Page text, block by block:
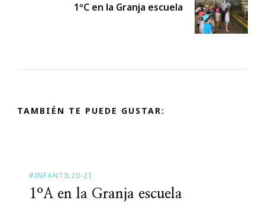
1ºC en la Granja escuela
TAMBIÉN TE PUEDE GUSTAR:
#INFANTIL20-21
1ºA en la Granja escuela